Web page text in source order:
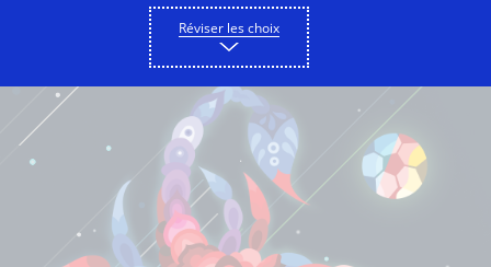
Réviser les choix